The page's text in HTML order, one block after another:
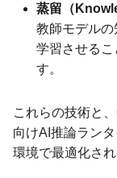
蒸留（
教師モデル
学習させるこ
す。
これらの技術と
向けAI推論ラン
環境で最適化さ